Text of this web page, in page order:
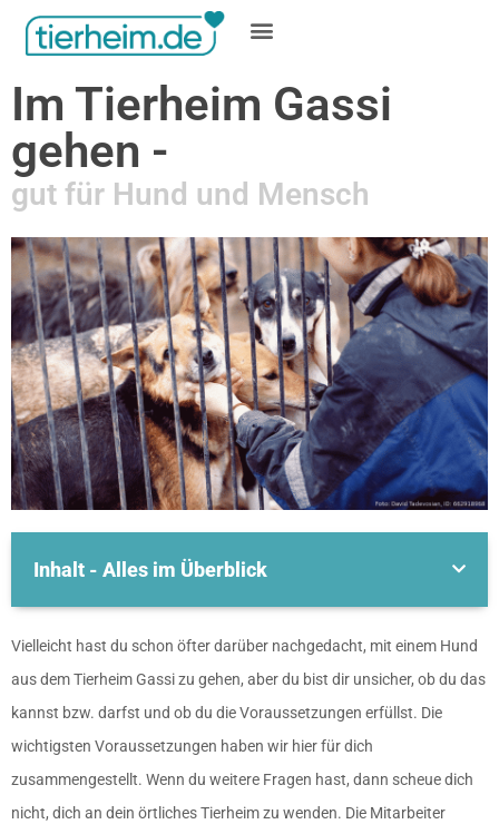
Im Tierheim Gassi
gehen -
gut für Hund und Mensch
Inhalt - Alles im Überblick
Vielleicht hast du schon öfter darüber nachgedacht, mit einem Hund
aus dem Tierheim Gassi zu gehen, aber du bist dir unsicher, ob du das
kannst bzw. darfst und ob du die Voraussetzungen erfüllst. Die
wichtigsten Voraussetzungen haben wir hier für dich
zusammengestellt. Wenn du weitere Fragen hast, dann scheue dich
nicht, dich an dein örtliches Tierheim zu wenden. Die Mitarbeiter